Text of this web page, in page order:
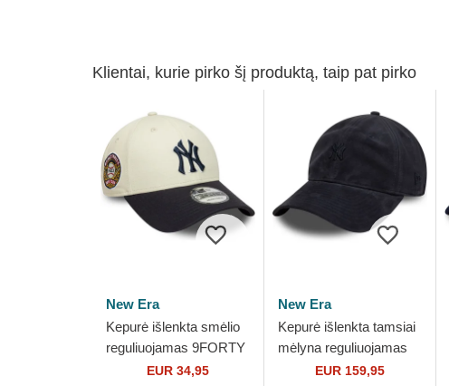
Klientai, kurie pirko šį produktą, taip pat pirko
New Era
Kepurė išlenkta smėlio
reguliuojamas 9FORTY
World Series New York
EUR 34,95
New Era
Kepurė išlenkta tamsiai
mėlyna reguliuojamas
9TWENTY Suede New
EUR 159,95